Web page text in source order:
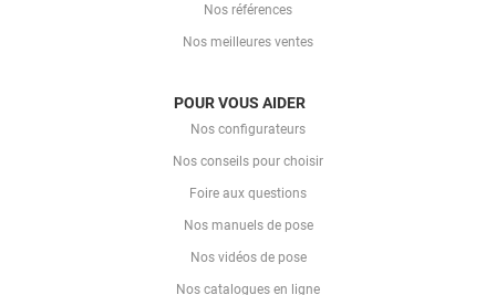
Nos références
Nos meilleures ventes
POUR VOUS AIDER
Nos configurateurs
Nos conseils pour choisir
Foire aux questions
Nos manuels de pose
Nos vidéos de pose
Nos catalogues en ligne